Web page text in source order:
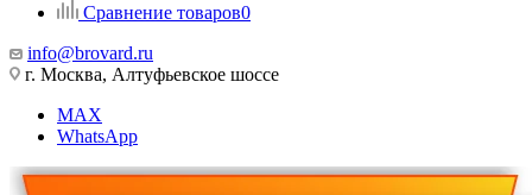
Сравнение товаров0
info@brovard.ru
г. Москва, Алтуфьевское шоссе
MAX
WhatsApp